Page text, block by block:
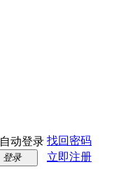
自动登录 找回密码
登录
立即注册